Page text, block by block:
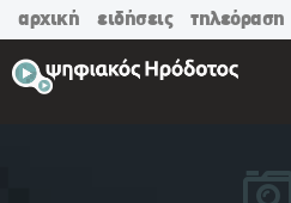
αρχική ειδήσεις τηλεόραση